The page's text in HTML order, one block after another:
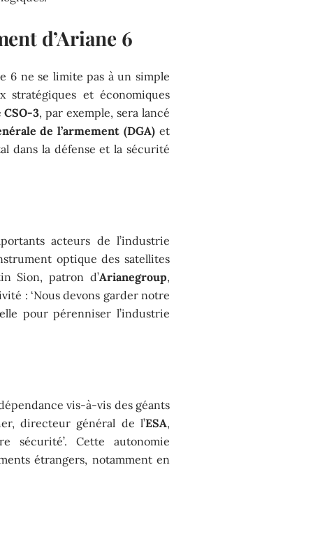
d’Ariane 6
6 ne se limite pas à un simple
stratégiques et économiques
CSO-3, par exemple, sera lancé
de l’armement (DGA) et
dans la défense et la sécurité
acteurs de l’industrie
optique des satellites
Sion, patron d’Arianegroup,
: ‘Nous devons garder notre
pour pérenniser l’industrie
vis-à-vis des géants
directeur général de l’ESA,
sécurité’. Cette autonomie
étrangers, notamment en